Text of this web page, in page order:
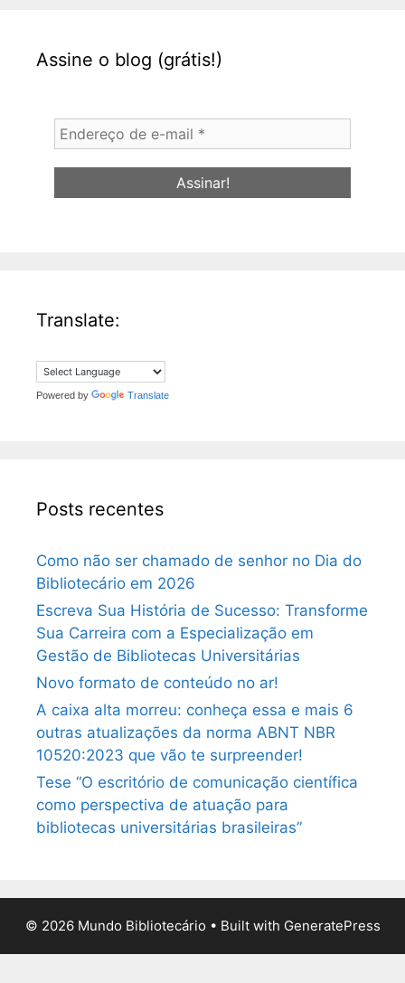
Assine o blog (grátis!)
Endereço
de
e-
Translate:
Powered by Translate
Posts recentes
Como não ser chamado de senhor no Dia do
Bibliotecário em 2026
Escreva Sua História de Sucesso: Transforme
Sua Carreira com a Especialização em
Gestão de Bibliotecas Universitárias
Novo formato de conteúdo no ar!
A caixa alta morreu: conheça essa e mais 6
outras atualizações da norma ABNT NBR
10520:2023 que vão te surpreender!
Tese “O escritório de comunicação científica
como perspectiva de atuação para
bibliotecas universitárias brasileiras”
© 2026 Mundo Bibliotecário • Built with GeneratePress